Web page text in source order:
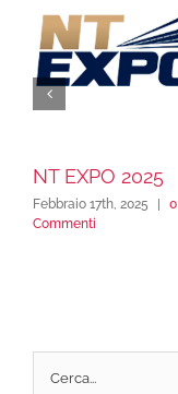
NT EXPO 2025
Febbraio 17th, 2025 |
0
Commenti
per: